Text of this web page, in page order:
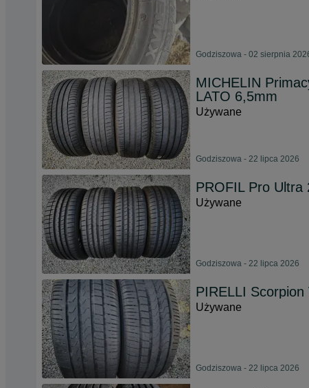
Godziszowa - 02 sierpnia
MICHELIN
LATO 6,5mm
Używane
Godziszowa - 22 lipca 2026
PROFIL Pro Ultra
Używane
Godziszowa - 22 lipca 2026
PIRELLI
Używane
Godziszowa - 22 lipca 2026